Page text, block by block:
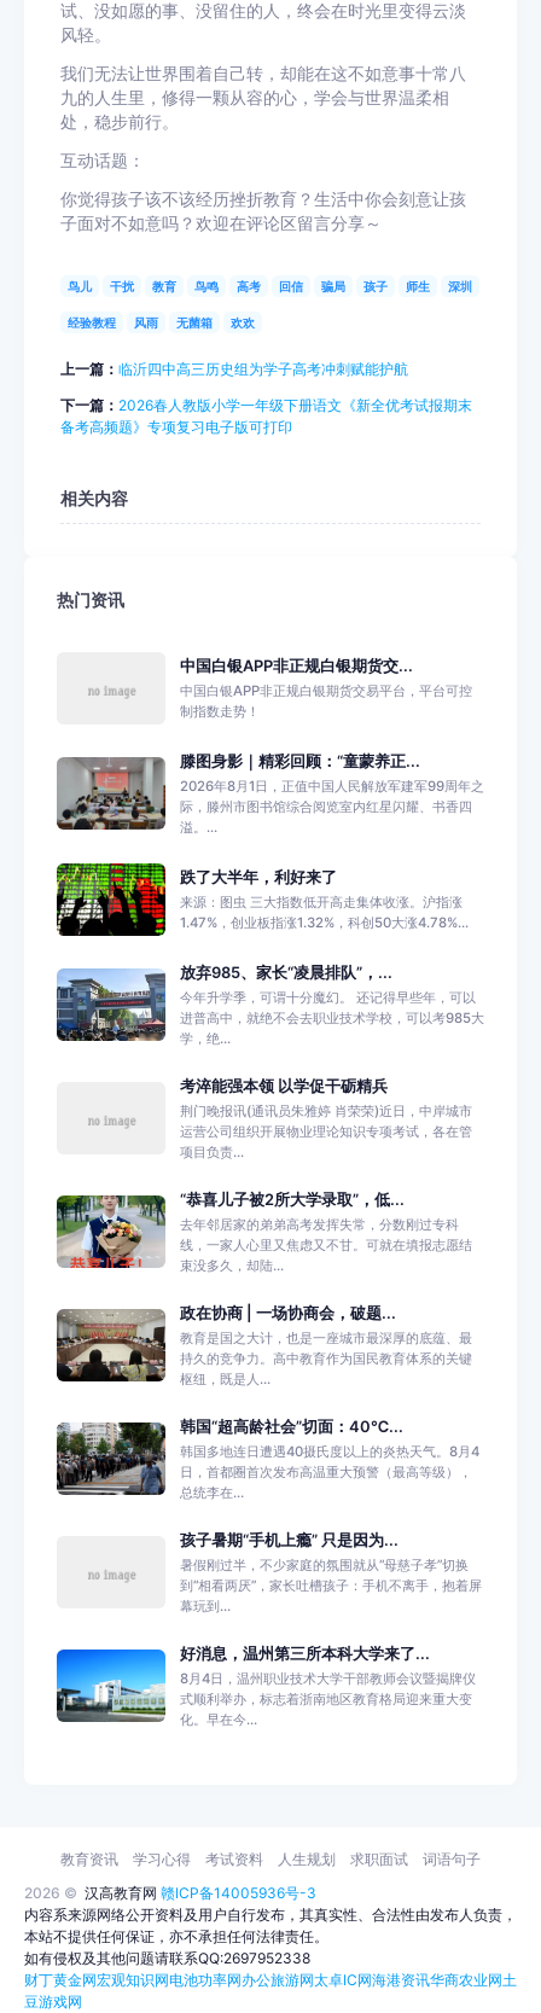
试、没如愿的事、没留住的人，终会在时光里变得云淡
风轻。
我们无法让世界围着自己转，却能在这不如意事十常八
九的人生里，修得一颗从容的心，学会与世界温柔相
处，稳步前行。
互动话题：
你觉得孩子该不该经历挫折教育？生活中你会刻意让孩
子面对不如意吗？欢迎在评论区留言分享～
鸟儿 干扰 教育 鸟鸣 高考 回信 骗局 孩子 师生 深圳
经验教程 风雨 无菌箱 欢欢
上一篇： 临沂四中高三历史组为学子高考冲刺赋能护航
下一篇： 2026春人教版小学一年级下册语文《新全优考试报期末
备考高频题》专项复习电子版可打印
相关内容
热门资讯
中国白银APP非正规白银期货交...
中国白银APP非正规白银期货交易平台，平台可控
制指数走势！
滕图身影｜精彩回顾：“童蒙养正...
2026年8月1日，正值中国人民解放军建军99周年之
际，滕州市图书馆综合阅览室内红星闪耀、书香四
溢。...
跌了大半年，利好来了
来源：图虫 三大指数低开高走集体收涨。沪指涨
1.47%，创业板指涨1.32%，科创50大涨4.78%...
放弃985、家长“凌晨排队”，...
今年升学季，可谓十分魔幻。 还记得早些年，可以
进普高中，就绝不会去职业技术学校，可以考985大
学，绝...
考淬能强本领 以学促干砺精兵
荆门晚报讯(通讯员朱雅婷 肖荣荣)近日，中岸城市
运营公司组织开展物业理论知识专项考试，各在管
项目负责...
“恭喜儿子被2所大学录取”，低...
去年邻居家的弟弟高考发挥失常，分数刚过专科
线，一家人心里又焦虑又不甘。可就在填报志愿结
束没多久，却陆...
政在协商 | 一场协商会，破题...
教育是国之大计，也是一座城市最深厚的底蕴、最
持久的竞争力。高中教育作为国民教育体系的关键
枢纽，既是人...
韩国“超高龄社会”切面：40℃...
韩国多地连日遭遇40摄氏度以上的炎热天气。8月4
日，首都圈首次发布高温重大预警（最高等级），
总统李在...
孩子暑期“手机上瘾” 只是因为...
暑假刚过半，不少家庭的氛围就从“母慈子孝”切换
到“相看两厌”，家长吐槽孩子：手机不离手，抱着屏
幕玩到...
好消息，温州第三所本科大学来了...
8月4日，温州职业技术大学干部教师会议暨揭牌仪
式顺利举办，标志着浙南地区教育格局迎来重大变
化。早在今...
2026 © 汉高教育网 赣ICP备14005936号-3
内容系来源网络公开资料及用户自行发布，其真实性、合法性由发布人负责，
本站不提供任何保证，亦不承担任何法律责任。
如有侵权及其他问题请联系QQ:2697952338
财丁黄金网宏观知识网电池功率网办公旅游网太卓IC网海港资讯华商农业网土
豆游戏网
教育资讯 学习心得 考试资料 人生规划 求职面试 词语句子